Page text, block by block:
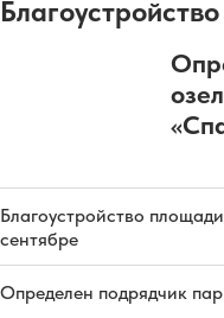
Благоустройство
Благоустройство
сентябре
Определен подрядчик